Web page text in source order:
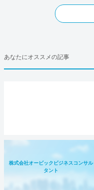
あなたにオススメの記事
株式会社オービックビジネスコンサル
タント